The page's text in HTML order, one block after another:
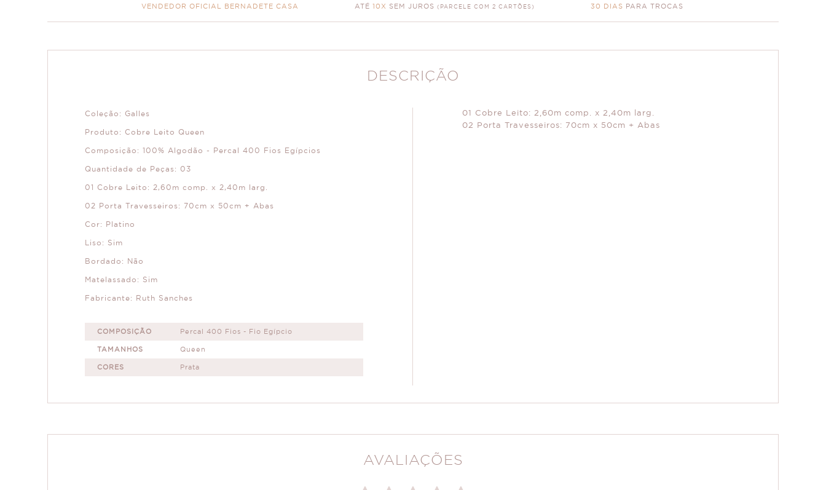
VENDEDOR OFICIAL BERNADETE CASA ATÉ 10X SEM JUROS (PARCELE COM 2 CARTÕES) 30 DIAS PARA TROCAS
DESCRIÇÃO
Coleção: Galles
Produto: Cobre Leito Queen
Composição: 100% Algodão - Percal 400 Fios Egípcios
Quantidade de Peças: 03
01 Cobre Leito: 2,60m comp. x 2,40m larg.
02 Porta Travesseiros: 70cm x 50cm + Abas
Cor: Platino
Liso: Sim
Bordado: Não
Matelassado: Sim
Fabricante: Ruth Sanches
COMPOSIÇÃO Percal 400 Fios - Fio Egípcio
TAMANHOS Queen
CORES Prata
01 Cobre Leito: 2,60m comp. x 2,40m larg.
02 Porta Travesseiros: 70cm x 50cm + Abas
AVALIAÇÕES